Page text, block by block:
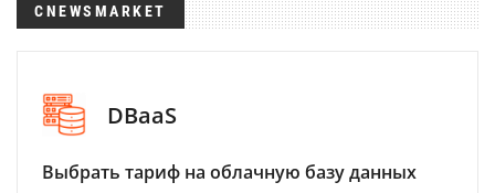
CNEWSMARKET
DBaaS
Выбрать тариф на облачную базу данных